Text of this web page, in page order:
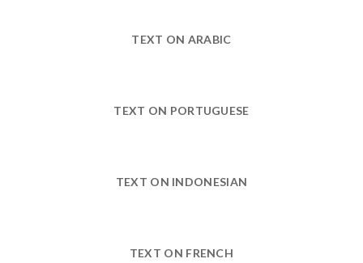
TEXT ON ARABIC
TEXT ON PORTUGUESE
TEXT ON INDONESIAN
TEXT ON FRENCH